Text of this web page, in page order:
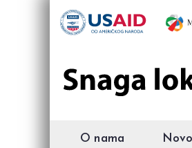
O nama